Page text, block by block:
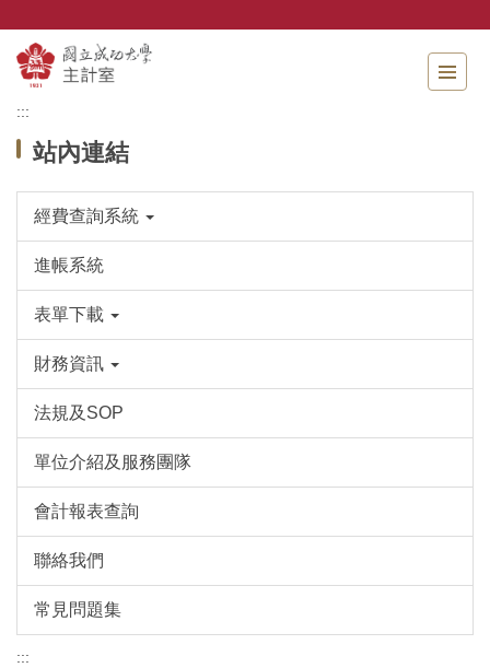
主
要
內
區
:::
站內連結
經費查詢系統
進帳系統
表單下載
財務資訊
法規及SOP
單位介紹及服務團隊
會計報表查詢
聯絡我們
常見問題集
:::